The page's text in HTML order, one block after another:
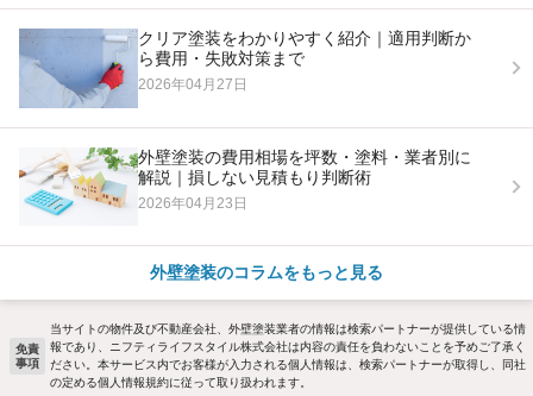
クリア塗装をわかりやすく紹介｜適用判断か
ら費用・失敗対策まで
2026年04月27日
外壁塗装の費用相場を坪数・塗料・業者別に
解説｜損しない見積もり判断術
2026年04月23日
外壁塗装のコラムをもっと見る
免責
事項
当サイトの物件及び不動産会社、外壁塗装業者の情報は検索パートナーが提供している情
報であり、ニフティライフスタイル株式会社は内容の責任を負わないことを予めご了承く
ださい。本サービス内でお客様が入力される個人情報は、検索パートナーが取得し、同社
の定める個人情報規約に従って取り扱われます。